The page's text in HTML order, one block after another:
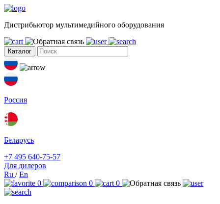
Дистрибьютор мультимедийного оборудования
Каталог
Россия
Беларусь
+7 495 640-75-57
Для дилеров
Ru /En
0
0 0